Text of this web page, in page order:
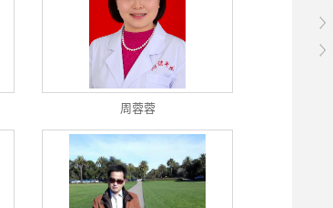
周蓉蓉